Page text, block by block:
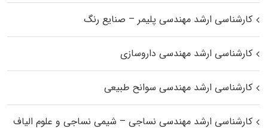
کارشناسی ارشد مهندسی پلیمر – صنایع رنگ
کارشناسی ارشد مهندسی داروسازی
کارشناسی ارشد مهندسی سوانح طبیعی
کارشناسی ارشد مهندسی نساجی – شیمی نساجی و علوم الیاف